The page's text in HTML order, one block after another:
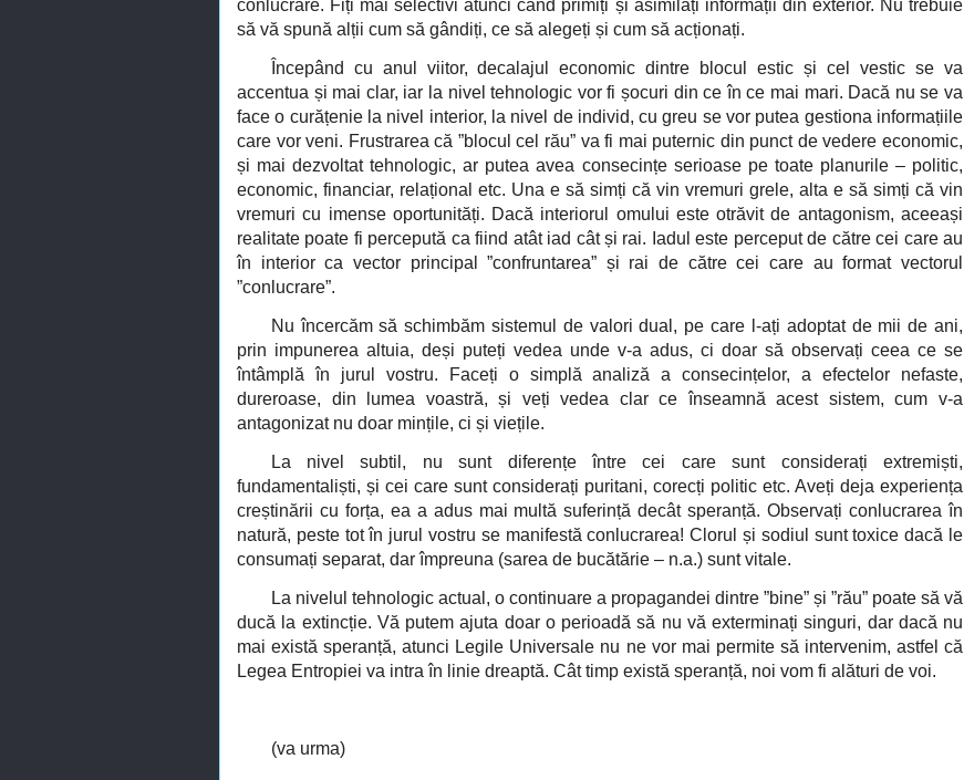
conlucrare. Fiți mai selectivi atunci când primiți și asimilați informații din exterior. Nu trebuie
să vă spună alții cum să gândiți, ce să alegeți și cum să acționați.
Începând cu anul viitor, decalajul economic dintre blocul estic și cel vestic se va
accentua și mai clar, iar la nivel tehnologic vor fi șocuri din ce în ce mai mari. Dacă nu se va
face o curățenie la nivel interior, la nivel de individ, cu greu se vor putea gestiona informațiile
care vor veni. Frustrarea că ”blocul cel rău” va fi mai puternic din punct de vedere economic,
și mai dezvoltat tehnologic, ar putea avea consecințe serioase pe toate planurile – politic,
economic, financiar, relațional etc. Una e să simți că vin vremuri grele, alta e să simți că vin
vremuri cu imense oportunități. Dacă interiorul omului este otrăvit de antagonism, aceeași
realitate poate fi percepută ca fiind atât iad cât și rai. Iadul este perceput de către cei care au
în interior ca vector principal ”confruntarea” și rai de către cei care au format vectorul
”conlucrare”.
Nu încercăm să schimbăm sistemul de valori dual, pe care l-ați adoptat de mii de ani,
prin impunerea altuia, deși puteți vedea unde v-a adus, ci doar să observați ceea ce se
întâmplă în jurul vostru. Faceți o simplă analiză a consecințelor, a efectelor nefaste,
dureroase, din lumea voastră, și veți vedea clar ce înseamnă acest sistem, cum v-a
antagonizat nu doar mințile, ci și viețile.
La nivel subtil, nu sunt diferențe între cei care sunt considerați extremiști,
fundamentaliști, și cei care sunt considerați puritani, corecți politic etc. Aveți deja experiența
creștinării cu forța, ea a adus mai multă suferință decât speranță. Observați conlucrarea în
natură, peste tot în jurul vostru se manifestă conlucrarea! Clorul și sodiul sunt toxice dacă le
consumați separat, dar împreuna (sarea de bucătărie – n.a.) sunt vitale.
La nivelul tehnologic actual, o continuare a propagandei dintre ”bine” și ”rău” poate să vă
ducă la extincție. Vă putem ajuta doar o perioadă să nu vă exterminați singuri, dar dacă nu
mai există speranță, atunci Legile Universale nu ne vor mai permite să intervenim, astfel că
Legea Entropiei va intra în linie dreaptă. Cât timp există speranță, noi vom fi alături de voi.
(va urma)